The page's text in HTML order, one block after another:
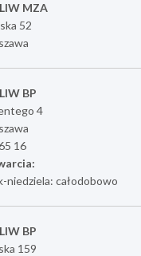
MZA
52
BP
4
16
niedziela: całodobowo
BP
159